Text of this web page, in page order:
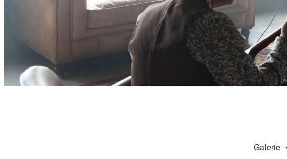
Galerie